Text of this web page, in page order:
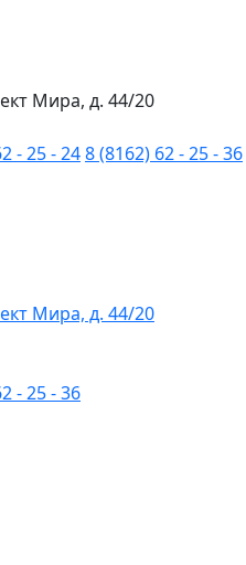
Мира, д. 44/20
- 25 - 248 (8162) 62 - 25 - 36
Мира, д. 44/20
- 25 - 36